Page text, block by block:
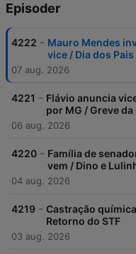
Episoder
4222 - Mauro Mendes
vice / Dia dos
07 aug. 2026
4221 - Flávio anuncia
por MG / Greve da
06 aug. 2026
4220 - Família de
vem / Dino e
04 aug. 2026
4219 - Castração
Retorno do STF
03 aug. 2026